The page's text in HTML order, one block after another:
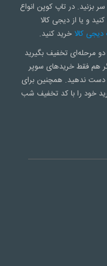
بزنید. در تاپ کوپن انواع
کنید و یا از دیجی کالا
کالا خرید کنید.
مرحله‌ای تخفیف بگیرید
هم فقط خریدهای سوپر
دست ندهید. همچنین برای
خود را با کد تخفیف شب